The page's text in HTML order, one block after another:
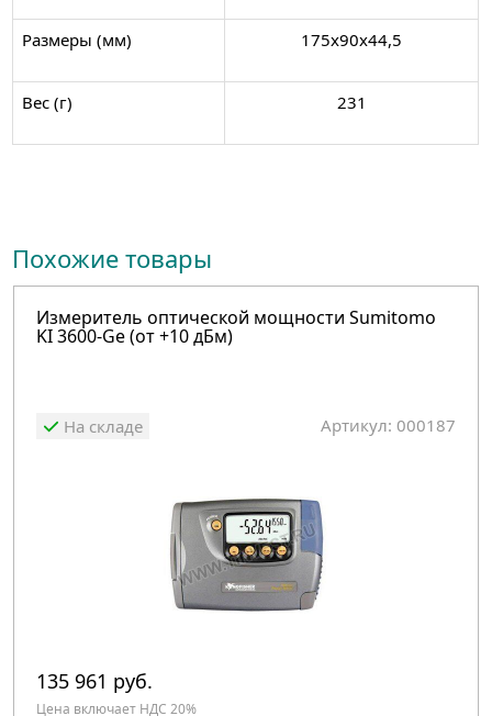
Размеры (мм) 175х90х44,5
Вес (г) 231
Похожие товары
Измеритель оптической мощности Sumitomo
KI 3600-Ge (от +10 дБм)
На складе Артикул: 000187
135 961 руб.
Цена включает НДС 20%